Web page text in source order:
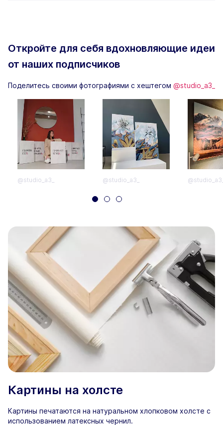
Откройте для себя вдохновляющие идеи
от наших подписчиков
Поделитесь своими фотографиями с хештегом @studio_a3_
@studio_a3_ @studio_a3_
Картины на холсте
Картины печатаются на натуральном хлопковом холсте с
использованием латексных чернил.